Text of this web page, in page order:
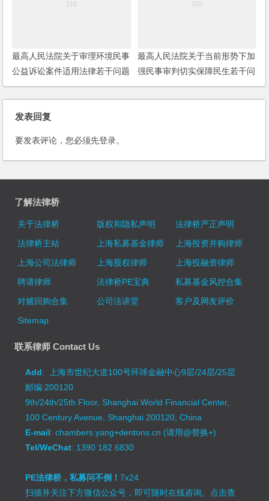
最高人民法院关于审理环境民事
公益诉讼案件适用法律若干问题
的解释
最高人民法院关于当前形势下加
强民事审判切实保障民生若干问
题的通知
发表回复
要发表评论，您必须先登录。
了解法律桥
关于法律桥 版权和隐私声明
法律桥严正声明
法律桥主站
上海私募基金律师
上海投资并购律师
上海公司法律师
上海股权律师
上海投融资律师
聘请律师
法律桥PE宝典
私募基金风控合集
对赌回购合集
公司法讲堂
客户及网友评价
Sitemap
联系律师 Contact Us
Add: 上海市世纪大道100号环球金融中心9层/24层/25层
邮编:200120
9th/24th/25th Floor, Shanghai World Financial Center,
100 Century Avenue, Shanghai 200120, China
E-mail: chambers.yang+dentons.cn (请用@替换+)
Tel/WeChat: 1390 182 6830
PE法律桥，私募问不倒！7x24
扫描并关注下方微信公众号，即可随时在线咨询。 点击查